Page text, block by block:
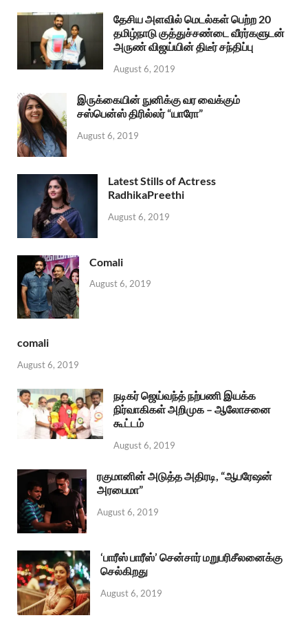
தேசிய அளவில் மெடல்கள் பெற்ற 20
தமிழ்நாடு குத்துச்சண்டை வீரர்களுடன்
அருண் விஜய்யின் திடீர் சந்திப்பு
August 6, 2019
இருக்கையின் நுனிக்கு வர வைக்கும்
சஸ்பென்ஸ் திரில்லர் “யாரோ”
August 6, 2019
Latest Stills of Actress
RadhikaPreethi
August 6, 2019
Comali
August 6, 2019
comali
August 6, 2019
நடிகர் ஜெய்வந்த் நற்பணி இயக்க
நிர்வாகிகள் அறிமுக – ஆலோசனை
கூட்டம்
August 6, 2019
ரகுமானின் அடுத்த அதிரடி, “ஆபரேஷன்
அரபைமா”
August 6, 2019
‘பாரீஸ் பாரீஸ்’ சென்சார் மறுபரிசீலனைக்கு
செல்கிறது
August 6, 2019